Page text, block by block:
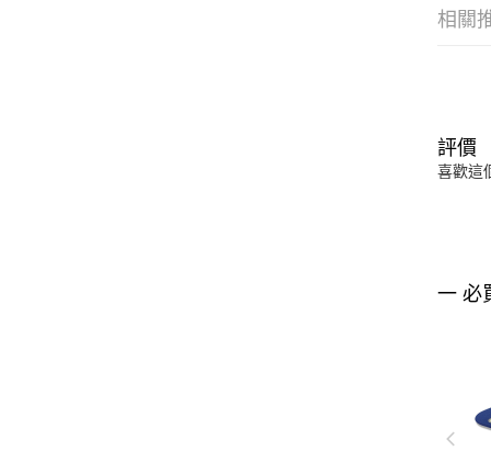
相關
評價
喜歡這
一 必